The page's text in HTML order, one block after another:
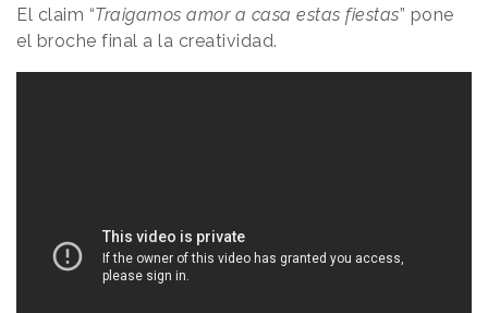
El claim “Traigamos amor a casa estas fiestas” pone
el broche final a la creatividad.